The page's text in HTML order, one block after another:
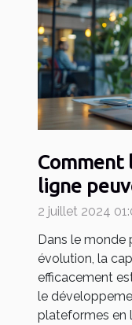
Comment
ligne
2 juillet 2024
Dans le monde
évolution, la
efficacement
le
plateformes en